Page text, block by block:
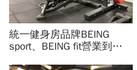
統一健身房品牌BEING
sport、BEING fit營業到這